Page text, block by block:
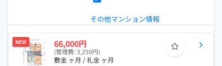
その他マンション情報
NEW 66,000円
(管理費: 3,250円)
敷金 ヶ月 / 礼金 ヶ月